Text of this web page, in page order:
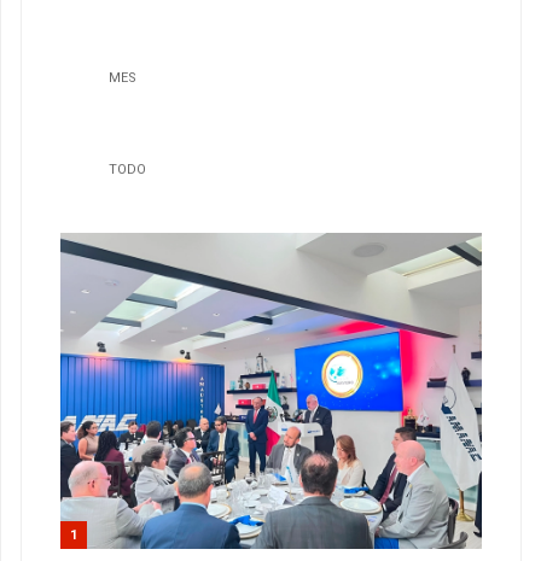
MES
TODO
1